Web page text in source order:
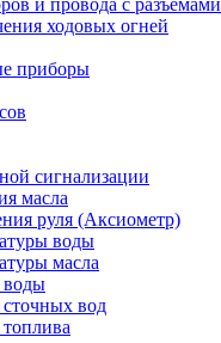
и провода с разъемами
ходовых огней
приборы
сигнализации
масла
руля (Аксиометр)
воды
масла
воды
сточных вод
топлива